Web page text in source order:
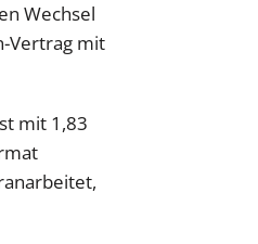
Wechsel
Vertrag mit
mit 1,83